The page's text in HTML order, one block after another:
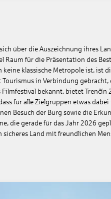
über die Auszeichnung ihres
für die Präsentation des
klassische Metropole ist, ist
in Verbindung gebracht,
bekannt, bietet Trenčín
für alle Zielgruppen etwas dabei
Besuch der Burg sowie die
die gerade für das Jahr 2026
Land mit freundlichen